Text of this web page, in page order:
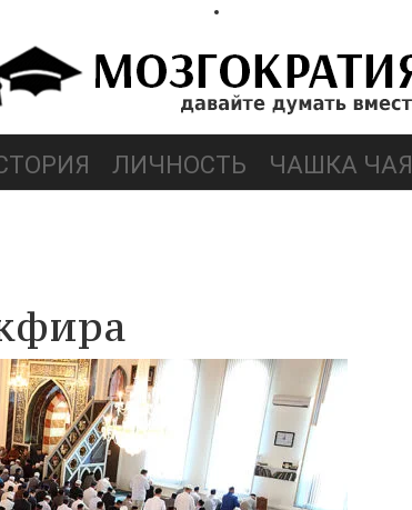
ЛИЧНОСТЬ ЧАШКА ЧАЯ